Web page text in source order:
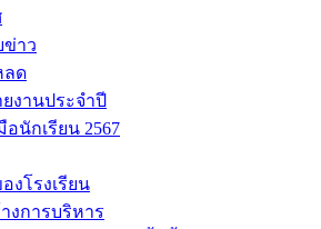
าว
ลด
งานประจำปี
นักเรียน 2567
งโรงเรียน
งการบริหาร